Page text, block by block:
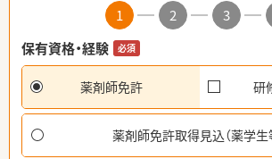
1 2 3
保有資格・経験
必須
薬剤師免許 研
薬剤師免許取得見込（薬学生